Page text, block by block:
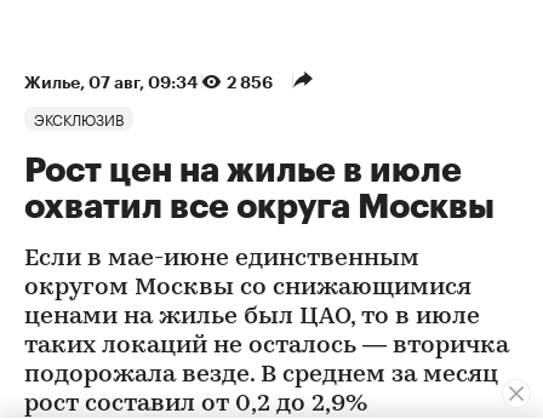
Жилье⁠, 07 авг, 09:34 2 856
ЭКСКЛЮЗИВ
Рост цен на жилье в июле
охватил все округа Москвы
Если в мае-июне единственным
округом Москвы со снижающимися
ценами на жилье был ЦАО, то в июле
таких локаций не осталось — вторичка
подорожала везде. В среднем за месяц
рост составил от 0,2 до 2,9%